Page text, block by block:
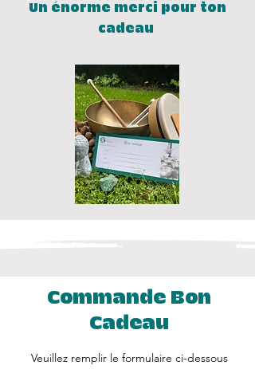
Un énorme merci pour ton
cadeau
Commande Bon
Cadeau
Veuillez remplir le formulaire ci-dessous